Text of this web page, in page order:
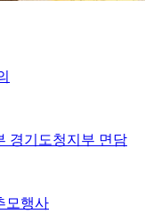
경기도청지부 면담
모행사